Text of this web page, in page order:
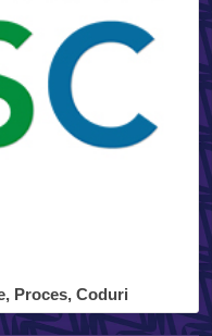
Proces, Coduri